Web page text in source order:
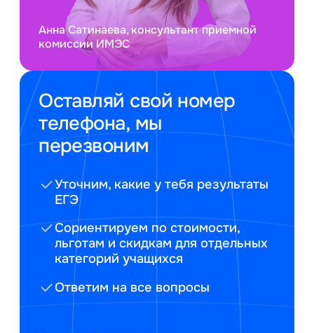
Оставляй свой номер
телефона, мы
перезвоним
Уточним, какие у тебя результаты
ЕГЭ
Сориентируем по стоимости,
льготам и скидкам для отдельных
категорий учащихся
Ответим на все вопросы
Анна Сатинаева, консультант приемной
комиссии ИМЭС